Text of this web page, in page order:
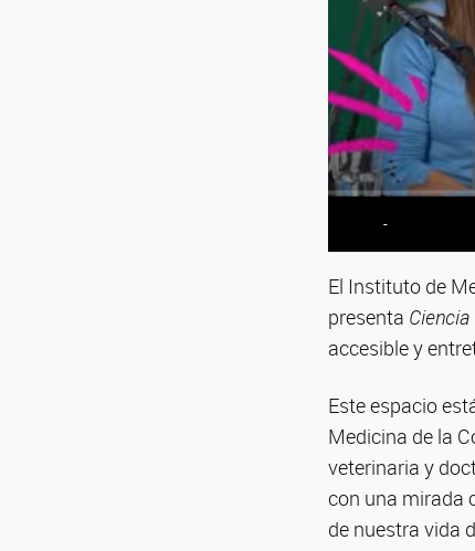
-
El Instituto de
presenta
accesible y
Este espacio
Medicina de la
veterinaria y
con una mirada
de nuestra vida